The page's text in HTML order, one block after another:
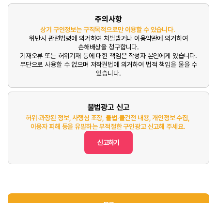
주의사항
상기 구인정보는 구직목적으로만 이용할 수 있습니다.
위반시 관련법령에 의거하여 처벌받거나 이용약관에 의거하여
손해배상을 청구합니다.
기재오류 또는 허위기재 등에 대한 책임은 작성자 본인에게 있습니다.
무단으로 사용할 수 없으며 저작권법에 의거하여 법적 책임을 물을 수
있습니다.
불법광고 신고
허위·과장된 정보, 사행심 조장, 불법·불건전 내용, 개인정보 수집,
이용자 피해 등을 유발하는 부적절한 구인광고 신고해 주세요.
신고하기